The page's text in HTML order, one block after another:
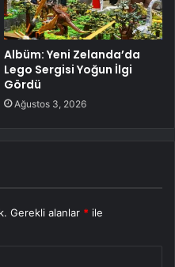
Albüm: Yeni Zelanda’da
Lego Sergisi Yoğun İlgi
Gördü
Ağustos 3, 2026
Gerekli alanlar * ile